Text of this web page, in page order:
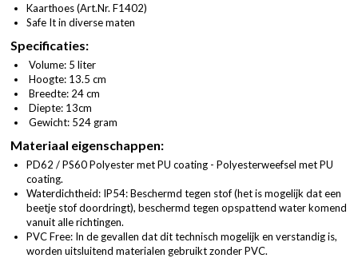
Kaarthoes (Art.Nr. F1402)
Safe It in diverse maten
Specificaties:
Volume: 5 liter
Hoogte: 13.5 cm
Breedte: 24 cm
Diepte: 13cm
Gewicht: 524 gram
Materiaal eigenschappen:
PD62 / PS60 Polyester met PU coating - Polyesterweefsel met PU
coating.
Waterdichtheid: IP54: Beschermd tegen stof (het is mogelijk dat een
beetje stof doordringt), beschermd tegen opspattend water komend
vanuit alle richtingen.
PVC Free: In de gevallen dat dit technisch mogelijk en verstandig is,
worden uitsluitend materialen gebruikt zonder PVC.